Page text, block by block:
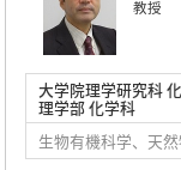
教授
大学院理学研究科
理学部 化学科
生物有機科学、天